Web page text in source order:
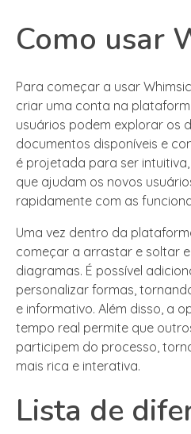
Como usar
Para começar a usar
criar uma conta na
usuários podem explorar os
documentos disponíveis e
é projetada para ser
que ajudam os novos
rapidamente com as
Uma vez dentro da
começar a arrastar e soltar
diagramas. É possível
personalizar formas,
e informativo. Além disso, a
tempo real permite que
participem do processo,
mais rica e interativa.
Lista de